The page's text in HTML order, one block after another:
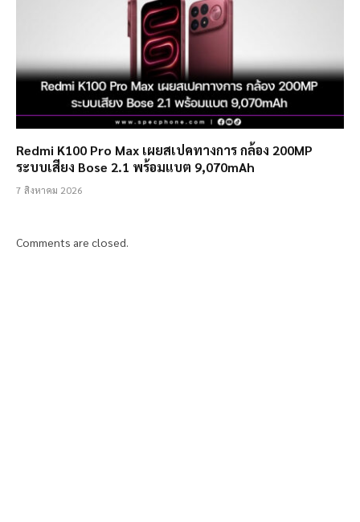
Redmi K100 Pro Max เผยสเปคทางการ กล้อง 200MP
ระบบเสียง Bose 2.1 พร้อมแบต 9,070mAh
7 สิงหาคม 2026
Comments are closed.